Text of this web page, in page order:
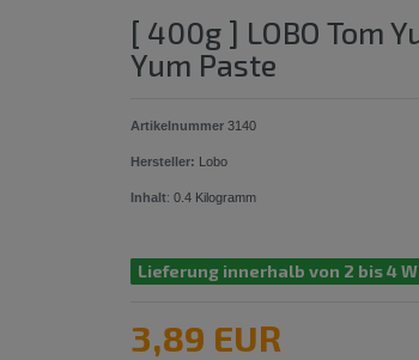
[ 400g ] LOBO Tom
Yum Paste
Artikelnummer3140
Hersteller: Lobo
Inhalt:0.4 Kilogramm
Lieferung innerhalb von 2 bis 4
3,89 EUR